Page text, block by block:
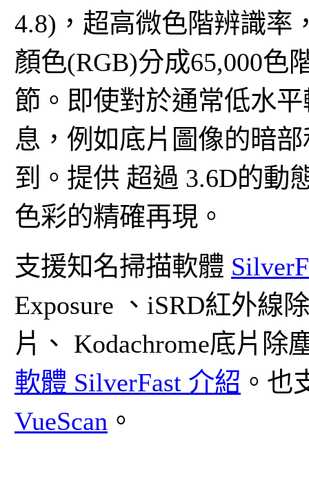
4.8)，超高微色階辨識率
顏色(RGB)分成65,000色
節。即使對於通常低水
息，例如底片圖像的暗
到。提供 超過 3.6D的動
色彩的精確再現。
支援知名掃描軟體
Exposure 、iSRD紅外線
片、 Kodachrome底片除
軟體 SilverFast 介紹 。也
VueScan 。